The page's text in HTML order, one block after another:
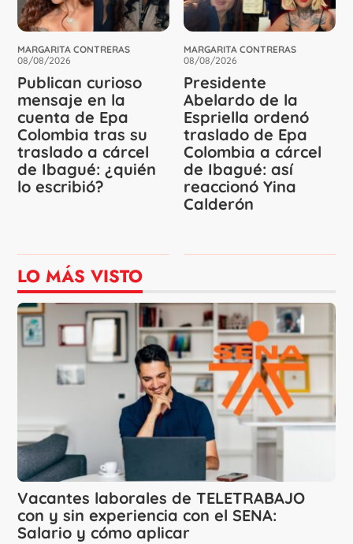
MARGARITA CONTRERAS
08/08/2026
Publican curioso
mensaje en la
cuenta de Epa
Colombia tras su
traslado a cárcel
de Ibagué: ¿quién
lo escribió?
MARGARITA CONTRERAS
08/08/2026
Presidente
Abelardo de la
Espriella ordenó
traslado de Epa
Colombia a cárcel
de Ibagué: así
reaccionó Yina
Calderón
LO MÁS VISTO
Vacantes laborales de TELETRABAJO
con y sin experiencia con el SENA:
Salario y cómo aplicar